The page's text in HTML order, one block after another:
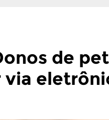
de
via